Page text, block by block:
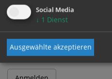
Passwort
Social Media
↓ 1 Dienst
Ausgewählte akzeptieren